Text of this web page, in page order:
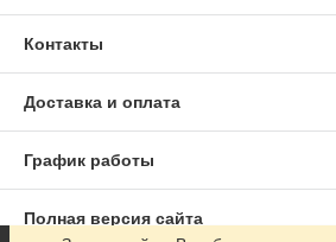
Контакты
Доставка и оплата
График работы
Полная версия сайта